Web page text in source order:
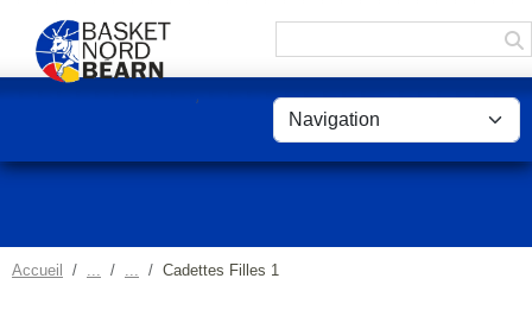
Accueil Cadettes Filles 1